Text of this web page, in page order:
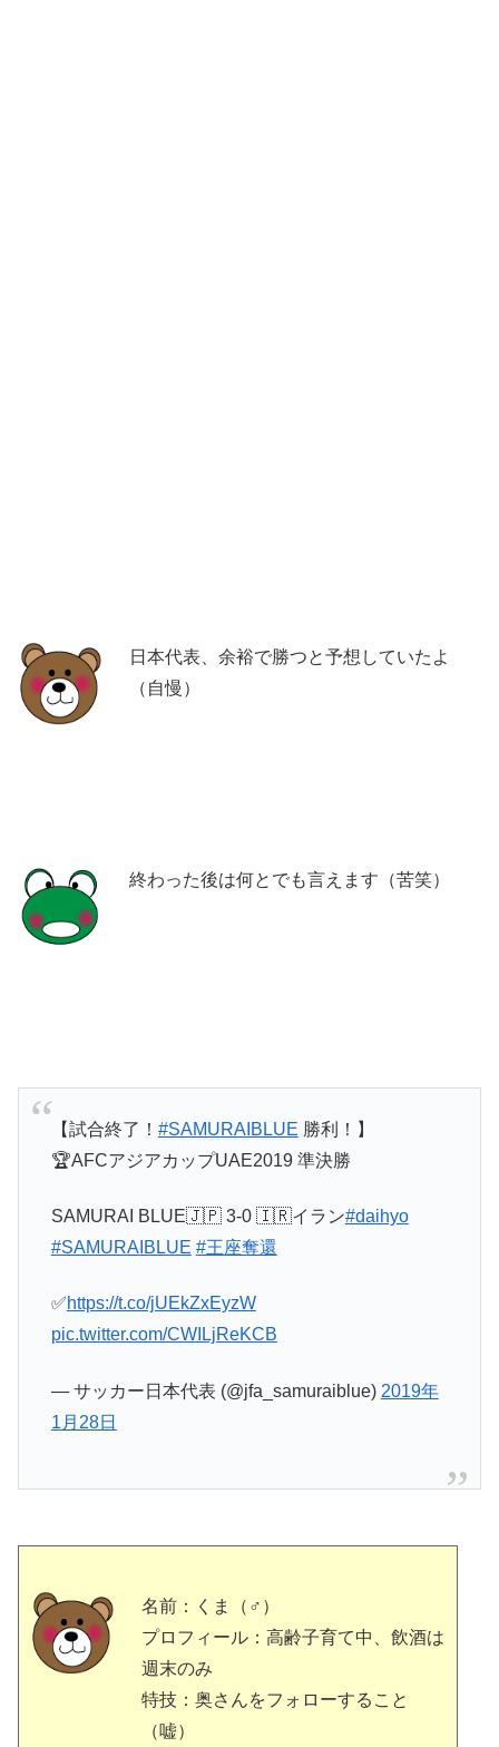
日本代表、余裕で勝つと予想していたよ
（自慢）
終わった後は何とでも言えます（苦笑）
【試合終了！ #SAMURAIBLUE 勝利！】
🏆AFCアジアカップUAE2019 準決勝
SAMURAI BLUE🇯🇵 3-0 🇮🇷イラン#daihyo
#SAMURAIBLUE #王座奪還
✅https://t.co/jUEkZxEyzW
pic.twitter.com/CWILjReKCB
— サッカー日本代表 (@jfa_samuraiblue) 2019年
1月28日
名前：くま（♂）
プロフィール：高齢子育て中、飲酒は
週末のみ
特技：奥さんをフォローすること
（嘘）